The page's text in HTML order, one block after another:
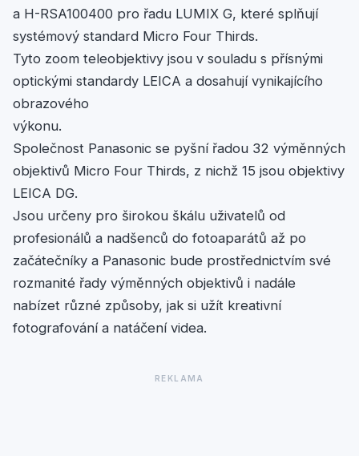
a H-RSA100400 pro řadu LUMIX G, které splňují
systémový standard Micro Four Thirds.
Tyto zoom teleobjektivy jsou v souladu s přísnými
optickými standardy LEICA a dosahují vynikajícího
obrazového
výkonu.
Společnost Panasonic se pyšní řadou 32 výměnných
objektivů Micro Four Thirds, z nichž 15 jsou objektivy
LEICA DG.
Jsou určeny pro širokou škálu uživatelů od
profesionálů a nadšenců do fotoaparátů až po
začátečníky a Panasonic bude prostřednictvím své
rozmanité řady výměnných objektivů i nadále
nabízet různé způsoby, jak si užít kreativní
fotografování a natáčení videa.